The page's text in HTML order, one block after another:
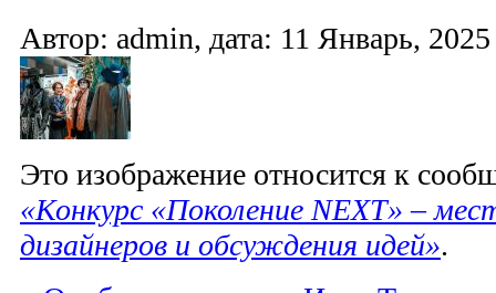
Автор: admin, дата: 11 Январь,
Это изображение относится к
«Конкурс «Поколение NEXT» –
дизайнеров и обсуждения идей».